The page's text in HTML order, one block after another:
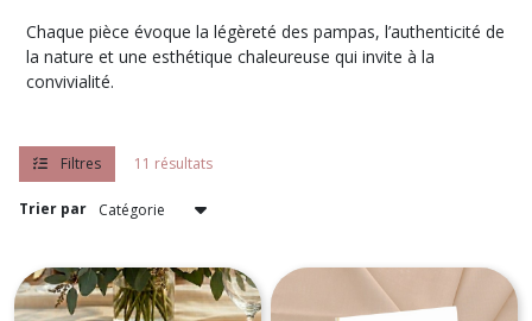
Chaque pièce évoque la légèreté des pampas, l’authenticité de
la nature et une esthétique chaleureuse qui invite à la
convivialité.
Filtres 11 résultats
Trier par